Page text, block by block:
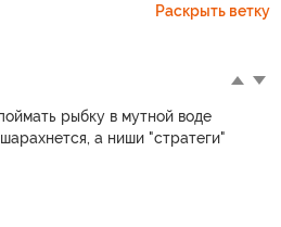
Раскрыть ветку
рыбку в мутной воде
а ниши "стратеги"